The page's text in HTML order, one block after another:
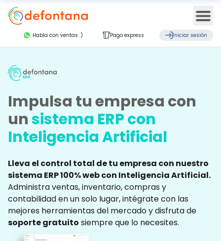
Habla con ventas :) Pago express Iniciar sesión
Impulsa tu empresa con
unsistema ERP con
Inteligencia Artificial
Lleva el control total de tu empresa con nuestro
sistema ERP 100% web con Inteligencia Artificial.
Administra ventas, inventario, compras y
contabilidad en un solo lugar, intégrate con las
mejores herramientas del mercado y disfruta de
soporte gratuito siempre que lo necesites.